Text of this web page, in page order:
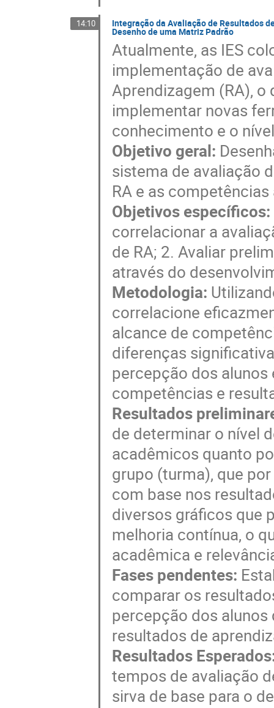
14:10 Integração da Avaliação de Resultados
Desenho de uma Matriz Padrão
Atualmente, as IES
implementação de
Aprendizagem (RA),
implementar novas
conhecimento e o
Objetivo geral:
sistema de avaliação
RA e as
Objetivos específicos:
correlacionar a
de RA; 2. Avaliar
através do
Metodologia:
correlacione
alcance de
diferenças
percepção dos
competências e
Resultados
de determinar o nível
acadêmicos quanto
grupo (turma), que
com base nos
diversos gráficos que
melhoria contínua, o
acadêmica e
Fases pendentes:
comparar os
percepção dos
resultados de
Resultados
tempos de avaliação
sirva de base para o